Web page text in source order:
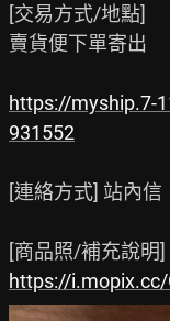
[交易方式/地點]
賣貨便下單寄出
https://myship.7-
931552
[連絡方式] 站內信
https://i.mopix.cc/